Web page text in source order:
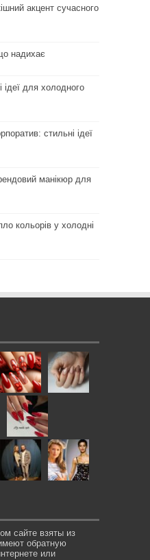
акцент сучасного
надихає
для холодного
стильні ідеї
манікюр для
кольорів у холодні
сайте взяты из
обратную
или